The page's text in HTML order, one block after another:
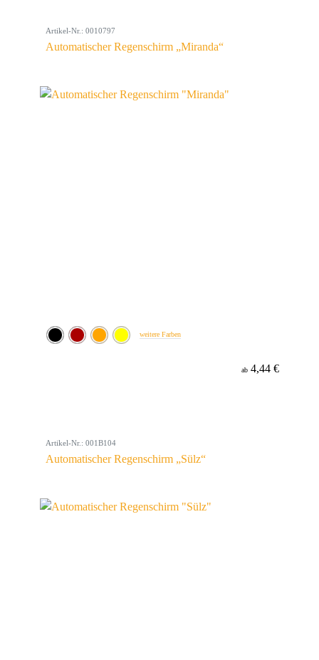
Artikel-Nr.: 0010797
Automatischer Regenschirm „Miranda“
weitere Farben
ab 4,44 €
Artikel-Nr.: 001B104
Automatischer Regenschirm „Sülz“